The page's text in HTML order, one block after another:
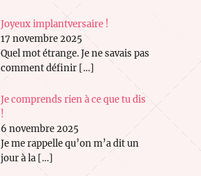
Joyeux implantversaire !
17 novembre 2025
Quel mot étrange. Je ne savais pas
comment définir […]
Je comprends rien à ce que tu dis
!
6 novembre 2025
Je me rappelle qu’on m’a dit un
jour à la […]